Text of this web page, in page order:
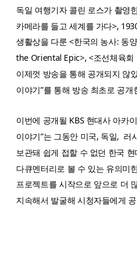
독일 여행기자 콜린 로스가 촬영
카메라를 들고 세계를 가다>,
생활상을 다룬 <한국의 농사: 동
the Oriental Epic>, <조선체육회
이제껏 방송을 통해 공개되지 않
이야기”를 통해 방송 최초로 공개
이번에 공개될 KBS 현대사 아카
이야기”는 그동안 미국, 독일, 러
보관돼 쉽게 접할 수 없던 한국
다큐멘터리로 볼 수 있는 유의미
프로젝트를 시작으로 앞으로 더
지속해서 발굴해 시청자들에게